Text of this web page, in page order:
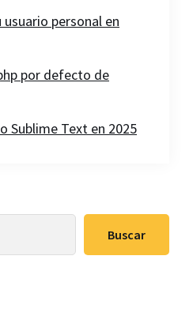
personal en
por defecto de
Sublime Text en 2025
Buscar